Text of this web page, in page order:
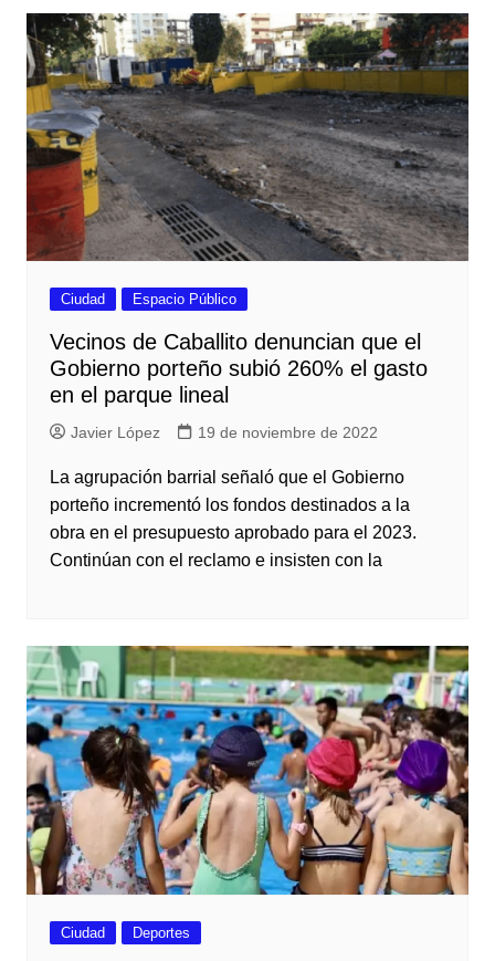
Ciudad Espacio Público
Vecinos de Caballito denuncian que el
Gobierno porteño subió 260% el gasto
en el parque lineal
Javier López 19 de noviembre de 2022
La agrupación barrial señaló que el Gobierno
porteño incrementó los fondos destinados a la
obra en el presupuesto aprobado para el 2023.
Continúan con el reclamo e insisten con la
Ciudad Deportes